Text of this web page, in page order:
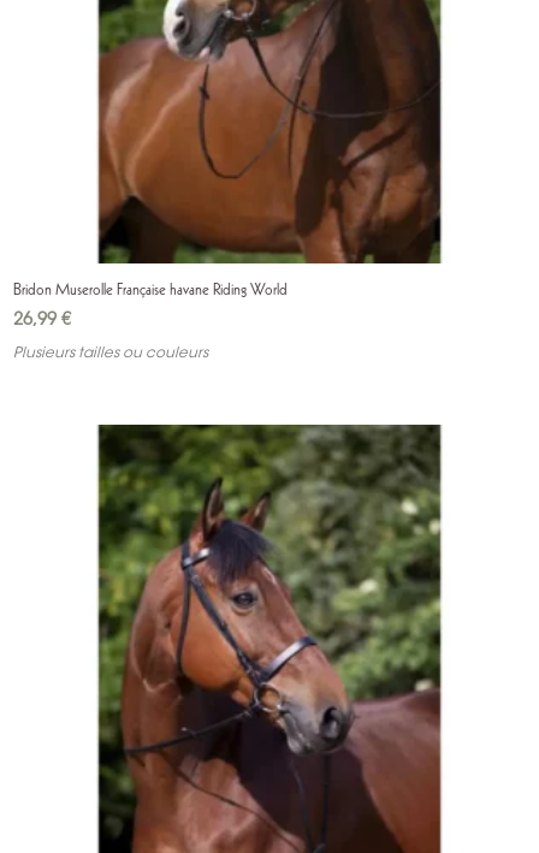
Bridon Muserolle Française havane Riding World
26,99€
Plusieurs tailles ou couleurs